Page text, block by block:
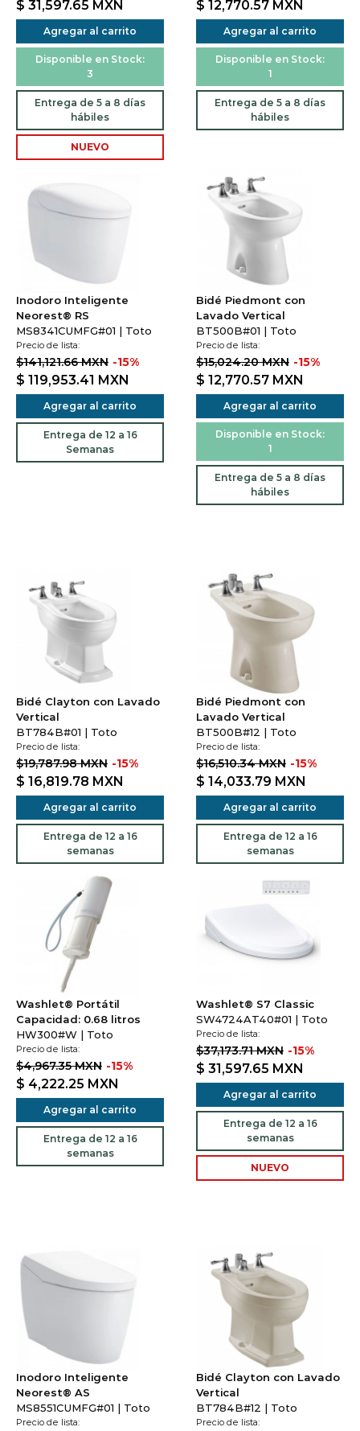
$ 31,597.65 MXN
Agregar al carrito
Disponible en Stock:
3
Entrega de 5 a 8 días
hábiles
NUEVO
$ 12,770.57 MXN
Agregar al carrito
Disponible en Stock:
1
Entrega de 5 a 8 días
hábiles
Inodoro Inteligente
Neorest® RS
MS8341CUMFG#01 | Toto
Precio de lista:
$141,121.66 MXN -15%
$ 119,953.41 MXN
Agregar al carrito
Entrega de 12 a 16
Semanas
Bidé Piedmont con
Lavado Vertical
BT500B#01 | Toto
Precio de lista:
$15,024.20 MXN -15%
$ 12,770.57 MXN
Agregar al carrito
Disponible en Stock:
1
Entrega de 5 a 8 días
hábiles
Bidé Clayton con Lavado
Vertical
BT784B#01 | Toto
Precio de lista:
$19,787.98 MXN -15%
$ 16,819.78 MXN
Agregar al carrito
Entrega de 12 a 16
semanas
Bidé Piedmont con
Lavado Vertical
BT500B#12 | Toto
Precio de lista:
$16,510.34 MXN -15%
$ 14,033.79 MXN
Agregar al carrito
Entrega de 12 a 16
semanas
Washlet® Portátil
Capacidad: 0.68 litros
HW300#W | Toto
Precio de lista:
$4,967.35 MXN -15%
$ 4,222.25 MXN
Agregar al carrito
Entrega de 12 a 16
semanas
Washlet® S7 Classic
SW4724AT40#01 | Toto
Precio de lista:
$37,173.71 MXN -15%
$ 31,597.65 MXN
Agregar al carrito
Entrega de 12 a 16
semanas
NUEVO
Inodoro Inteligente
Neorest® AS
MS8551CUMFG#01 | Toto
Precio de lista:
Bidé Clayton con Lavado
Vertical
BT784B#12 | Toto
Precio de lista: